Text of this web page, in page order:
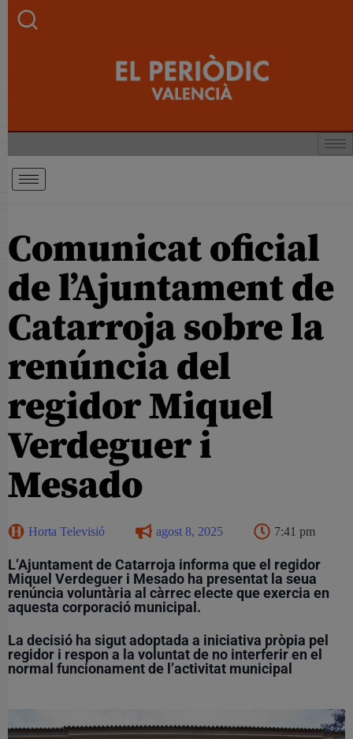
Comunicat oficial
de l’Ajuntament de
Catarroja sobre la
renúncia del
regidor Miquel
Verdeguer i
Mesado
Horta Televisió agost 8, 2025 7:41 pm
L’Ajuntament de Catarroja informa que el regidor
Miquel Verdeguer i Mesado ha presentat la seua
renúncia voluntària al càrrec electe que exercia en
aquesta corporació municipal.
La decisió ha sigut adoptada a iniciativa pròpia pel
regidor i respon a la voluntat de no interferir en el
normal funcionament de l’activitat municipal